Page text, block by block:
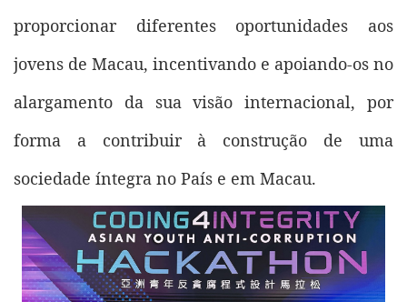
proporcionar diferentes oportunidades aos
jovens de Macau, incentivando e apoiando-os no
alargamento da sua visão internacional, por
forma a contribuir à construção de uma
sociedade íntegra no País e em Macau.